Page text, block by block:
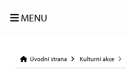
MENU
Úvodní strana Kulturní akce